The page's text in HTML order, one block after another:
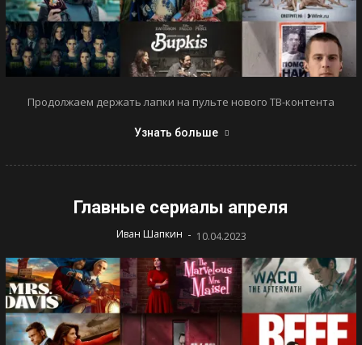
Продолжаем держать лапки на пульте нового ТВ-контента
Узнать больше
Главные сериалы апреля
Иван Шапкин - 10.04.2023